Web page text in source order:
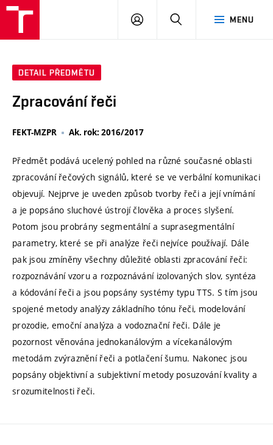
MENU
PŘIHLÁSIT
DETAIL PŘEDMĚTU
Zpracování řeči
FEKT-MZPR Ak. rok: 2016/2017
Předmět podává ucelený pohled na různé současné oblasti
zpracování řečových signálů, které se ve verbální komunikaci
objevují. Nejprve je uveden způsob tvorby řeči a její vnímání
a je popsáno sluchové ústrojí člověka a proces slyšení.
Potom jsou probrány segmentální a suprasegmentální
parametry, které se při analýze řeči nejvíce používají. Dále
pak jsou zmíněny všechny důležité oblasti zpracování řeči:
rozpoznávání vzoru a rozpoznávání izolovaných slov, syntéza
a kódování řeči a jsou popsány systémy typu TTS. S tím jsou
spojené metody analýzy základního tónu řeči, modelování
prozodie, emoční analýza a vodoznační řeči. Dále je
pozornost věnována jednokanálovým a vícekanálovým
metodám zvýraznění řeči a potlačení šumu. Nakonec jsou
popsány objektivní a subjektivní metody posuzování kvality a
srozumitelnosti řeči.